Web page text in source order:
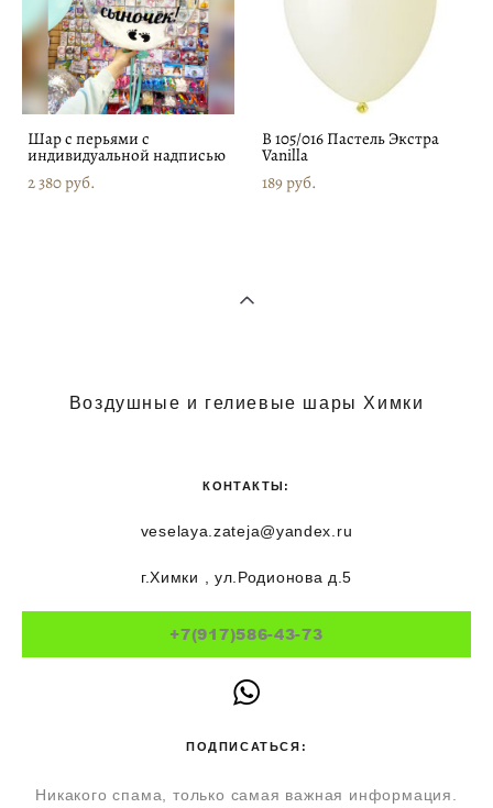
Шар с перьями с
индивидуальной надписью
2 380 pуб.
В 105/016 Пастель Экстра
Vanilla
189 pуб.
Воздушные и гелиевые шары Химки
КОНТАКТЫ:
veselaya.zateja@yandex.ru
г.Химки , ул.Родионова д.5
+7(917)586-43-73
ПОДПИСАТЬСЯ:
Никакого спама, только самая важная информация.